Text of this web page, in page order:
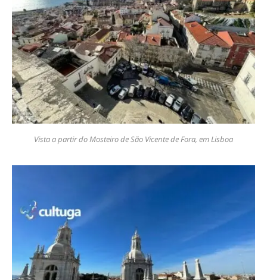
Vista a partir do Mosteiro de São Vicente de Fora, em Lisboa